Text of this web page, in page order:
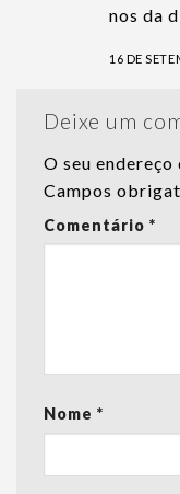
nos da
16 DE
Deixe um
O seu
Campos
Comentário *
Nome *